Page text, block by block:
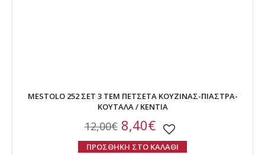
MESTOLO 252 ΣΕΤ 3 ΤΕΜ ΠΕΤΣΕΤΑ ΚΟΥΖΙΝΑΣ-ΠΙΑΣΤΡΑ-
ΚΟΥΤΑΛΑ / KENTIA
12,00€8,40€
ΠΡΟΣΘΗΚΗ ΣΤΟ ΚΑΛΑΘΙ